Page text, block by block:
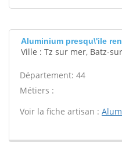
Aluminium presqu\'ile
Ville : Tz sur mer, Batz-
Département: 44
Métiers :
Voir la fiche artisan :